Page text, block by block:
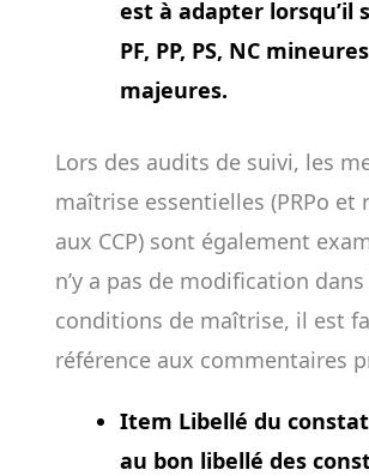
est à adapter lorsqu’il
PF, PP, PS, NC
majeures.
Lors des audits de suivi, les
maîtrise essentielles (PRPo et
aux CCP) sont également
n’y a pas de modification dans
conditions de maîtrise, il est
référence aux commentaires
Item Libellé du
au bon libellé des